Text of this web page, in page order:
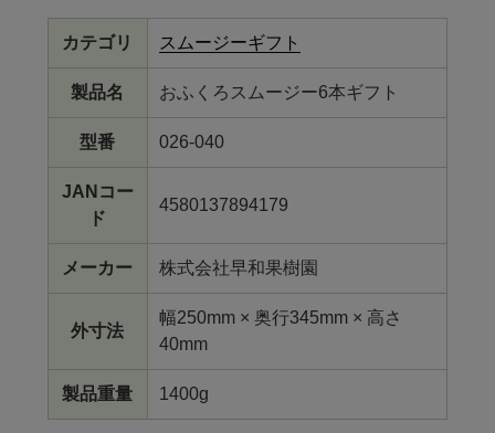
カテゴリ スムージーギフト
製品名 おふくろスムージー6本ギフト
型番 026-040
JANコー
ド
4580137894179
メーカー 株式会社早和果樹園
外寸法
幅250mm × 奥行345mm × 高さ
40mm
製品重量 1400g